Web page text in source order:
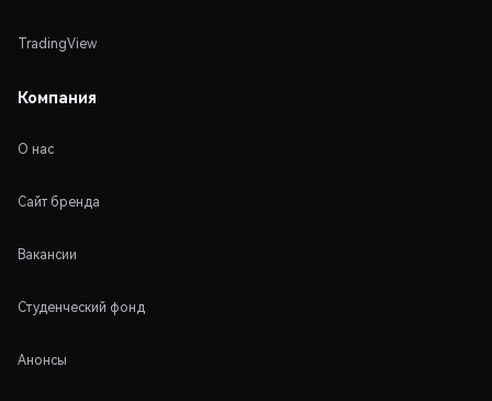
TradingView
Компания
О нас
Сайт бренда
Вакансии
Студенческий фонд
Анонсы